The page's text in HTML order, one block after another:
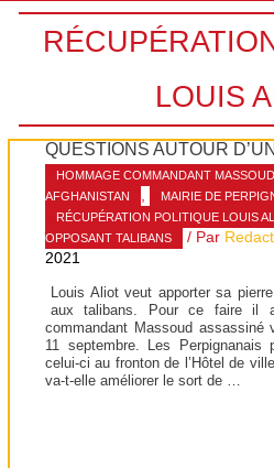
LOUIS
QUESTIONS AUTOUR
HOMMAGE COMMANDANT MASSOUD
AFGHANISTAN
, MAIRIE DE
RÉCUPÉRATION POLITIQUE LOUIS
OPPOSANT TALIBANS
/ Par
2021
Louis Aliot veut apporter sa
aux talibans. Pour ce faire il
commandant Massoud
11 septembre. Les
celui-ci au fronton de l’Hôtel de
va-t-elle améliorer le sort de …